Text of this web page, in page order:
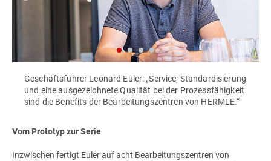
Geschäftsführer Leonard Euler: „Service, Standardisierung
und eine ausgezeichnete Qualität bei der Prozessfähigkeit
sind die Benefits der Bearbeitungszentren von HERMLE.“
Vom Prototyp zur Serie
Inzwischen fertigt Euler auf acht Bearbeitungszentren von